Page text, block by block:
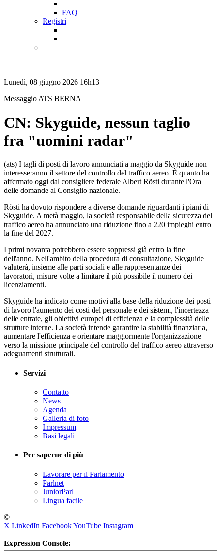
FAQ
Registri
Lunedì, 08 giugno 2026 16h13
Messaggio ATS BERNA
CN: Skyguide, nessun taglio
fra "uomini radar"
(ats) I tagli di posti di lavoro annunciati a maggio da Skyguide non
interesseranno il settore del controllo del traffico aereo. È quanto ha
affermato oggi dal consigliere federale Albert Rösti durante l'Ora
delle domande al Consiglio nazionale.
Rösti ha dovuto rispondere a diverse domande riguardanti i piani di
Skyguide. A metà maggio, la società responsabile della sicurezza del
traffico aereo ha annunciato una riduzione fino a 220 impieghi entro
la fine del 2027.
I primi novanta potrebbero essere soppressi già entro la fine
dell'anno. Nell'ambito della procedura di consultazione, Skyguide
valuterà, insieme alle parti sociali e alle rappresentanze dei
lavoratori, misure volte a limitare il più possibile il numero dei
licenziamenti.
Skyguide ha indicato come motivi alla base della riduzione dei posti
di lavoro l'aumento dei costi del personale e dei sistemi, l'incertezza
delle entrate, gli obiettivi europei di efficienza e la complessità delle
strutture interne. La società intende garantire la stabilità finanziaria,
aumentare l'efficienza e orientare maggiormente l'organizzazione
verso la missione principale del controllo del traffico aereo attraverso
adeguamenti strutturali.
Servizi
Contatto
News
Agenda
Galleria di foto
Impressum
Basi legali
Per saperne di più
Lavorare per il Parlamento
Parlnet
JuniorParl
Lingua facile
©
X LinkedIn FacebookYouTube Instagram
Expression Console: